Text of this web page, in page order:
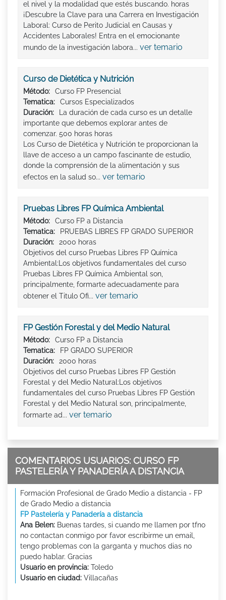
el nivel y la modalidad que estés buscando. horas
¡Descubre la Clave para una Carrera en Investigación
Laboral: Curso de Perito Judicial en Causas y
Accidentes Laborales! Entra en el emocionante
mundo de la investigación labora... ver temario
Curso de Dietética y Nutrición
Método:
Curso FP Presencial
Tematica:
Cursos Especializados
Duración:
La duración de cada curso es un detalle
importante que debemos explorar antes de
comenzar. 500 horas horas
Los Curso de Dietética y Nutrición te proporcionan la
llave de acceso a un campo fascinante de estudio,
donde la comprensión de la alimentación y sus
efectos en la salud so... ver temario
Pruebas Libres FP Química Ambiental
Método:
Curso FP a Distancia
Tematica:
PRUEBAS LIBRES FP GRADO SUPERIOR
Duración:
2000 horas
Objetivos del curso Pruebas Libres FP Química
Ambiental:Los objetivos fundamentales del curso
Pruebas Libres FP Química Ambiental son,
principalmente, formarte adecuadamente para
obtener el Titulo Ofi... ver temario
FP Gestión Forestal y del Medio Natural
Método:
Curso FP a Distancia
Tematica:
FP GRADO SUPERIOR
Duración:
2000 horas
Objetivos del curso Pruebas Libres FP Gestión
Forestal y del Medio Natural:Los objetivos
fundamentales del curso Pruebas Libres FP Gestión
Forestal y del Medio Natural son, principalmente,
formarte ad... ver temario
COMENTARIOS USUARIOS: CURSO FP
PASTELERÍA Y PANADERÍA A DISTANCIA
Formación Profesional de Grado Medio a distancia - FP
de Grado Medio a distancia
FP Pastelería y Panadería a distancia
Ana Belen: Buenas tardes, si cuando me llamen por tfno
no contactan conmigo por favor escribirme un email,
tengo problemas con la garganta y muchos dias no
puedo hablar. Gracias
Usuario en provincia: Toledo
Usuario en ciudad: Villacañas